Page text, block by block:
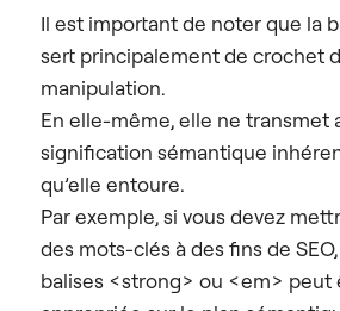
Il est important de noter que la
sert principalement de crochet
manipulation.
En elle-même, elle ne transmet
signification sémantique
qu’elle entoure.
Par exemple, si vous devez
des mots-clés à des fins de
balises <strong> ou <em> peut